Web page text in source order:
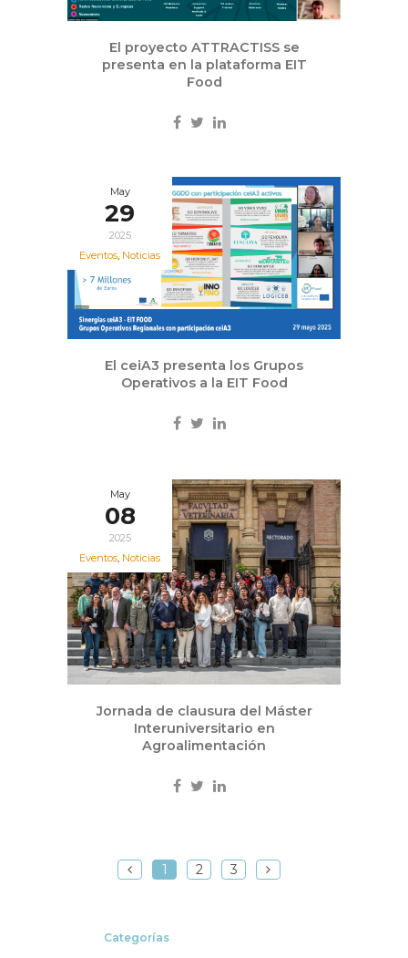
El proyecto ATTRACTISS se
presenta en la plataforma EIT
Food
May
29
2025
Eventos, Noticias
El ceiA3 presenta los Grupos
Operativos a la EIT Food
May
08
2025
Eventos, Noticias
Jornada de clausura del Máster
Interuniversitario en
Agroalimentación
1 2 3
Categorías